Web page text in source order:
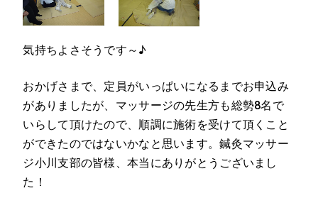
気持ちよさそうです～♪
おかげさまで、定員がいっぱいになるまでお申込み
がありましたが、マッサージの先生方も総勢8名で
いらして頂けたので、順調に施術を受けて頂くこと
ができたのではないかなと思います。鍼灸マッサー
ジ小川支部の皆様、本当にありがとうございまし
た！